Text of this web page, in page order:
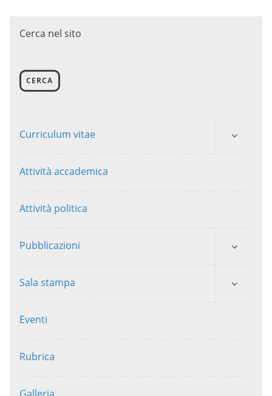
Cerca nel sito
CERCA
Curriculum vitae
Attività accademica
Attività politica
Pubblicazioni
Sala stampa
Eventi
Rubrica